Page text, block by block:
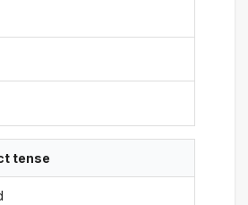
tense